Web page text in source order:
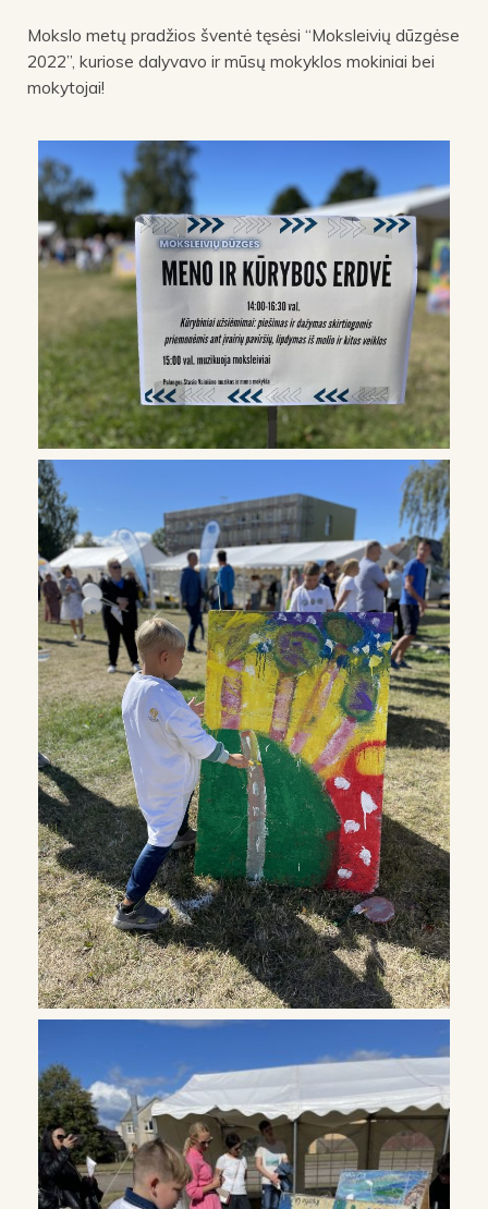
Mokslo metų pradžios šventė tęsėsi “Moksleivių dūzgėse
2022”, kuriose dalyvavo ir mūsų mokyklos mokiniai bei
mokytojai!